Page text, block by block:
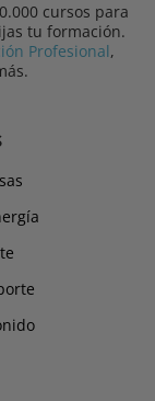
cursos para
tu formación.
Profesional,